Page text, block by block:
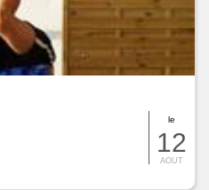
le
12
AOUT